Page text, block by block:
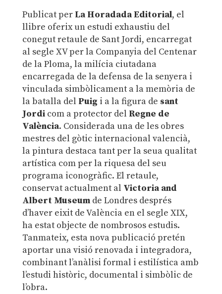
Publicat per La Horadada Editorial, el
llibre oferix un estudi exhaustiu del
conegut retaule de Sant Jordi, encarregat
al segle XV per la Companyia del Centenar
de la Ploma, la milícia ciutadana
encarregada de la defensa de la senyera i
vinculada simbòlicament a la memòria de
la batalla del Puig i a la figura de sant
Jordicom a protector del Regne de
València. Considerada una de les obres
mestres del gòtic internacional valencià,
la pintura destaca tant per la seua qualitat
artística com per la riquesa del seu
programa iconogràfic. El retaule,
conservat actualment al Victoria and
Albert Museumde Londres després
d’haver eixit de València en el segle XIX,
ha estat objecte de nombrosos estudis.
Tanmateix, esta nova publicació pretén
aportar una visió renovada i integradora,
combinant l’anàlisi formal i estilística amb
l’estudi històric, documental i simbòlic de
l’obra.